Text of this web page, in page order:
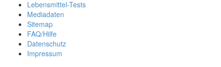
Lebensmittel-Tests
Mediadaten
Sitemap
FAQ/Hilfe
Datenschutz
Impressum